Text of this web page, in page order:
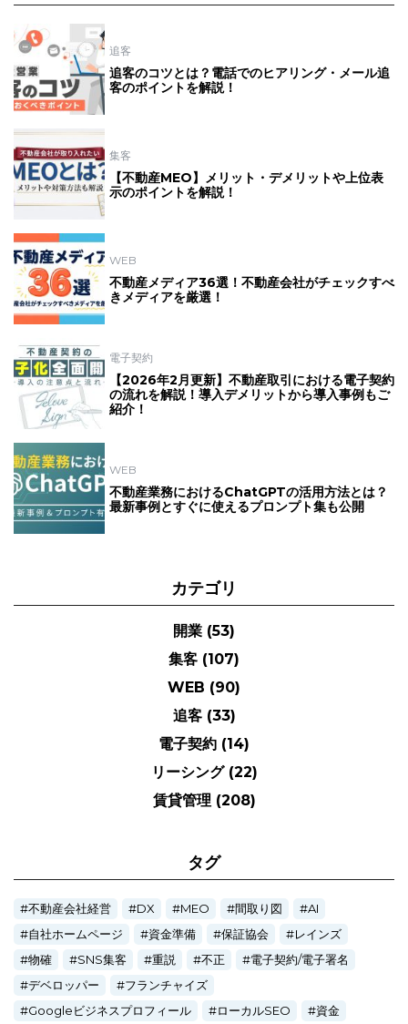
追客
追客のコツとは？電話でのヒアリング・メール追
客のポイントを解説！
集客
【不動産MEO】メリット・デメリットや上位表
示のポイントを解説！
WEB
不動産メディア36選！不動産会社がチェックすべ
きメディアを厳選！
電子契約
【2026年2月更新】不動産取引における電子契約
の流れを解説！導入デメリットから導入事例もご
紹介！
WEB
不動産業務におけるChatGPTの活用方法とは？
最新事例とすぐに使えるプロンプト集も公開
カテゴリ
開業 (53)
集客 (107)
WEB (90)
追客 (33)
電子契約 (14)
リーシング (22)
賃貸管理 (208)
タグ
不動産会社経営 DX MEO 間取り図
AI
自社ホームページ
資金準備 保証協会
レインズ
物確
SNS集客 重説 不正
電子契約/電子署名
デベロッパー
フランチャイズ
Googleビジネスプロフィール
ローカルSEO
資金